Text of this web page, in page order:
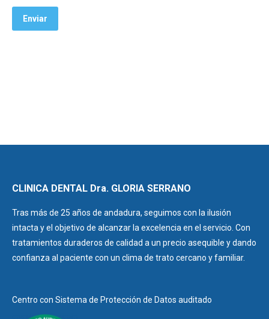
CLINICA DENTAL Dra. GLORIA SERRANO
Tras más de 25 años de andadura, seguimos con la ilusión
intacta y el objetivo de alcanzar la excelencia en el servicio. Con
tratamientos duraderos de calidad a un precio asequible y dando
confianza al paciente con un clima de trato cercano y familiar.
Centro con Sistema de Protección de Datos auditado